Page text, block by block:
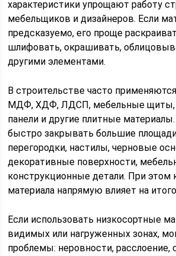
характеристики упрощают работу
мебельщиков и дизайнеров. Если
предсказуемо, его проще
шлифовать, окрашивать,
другими элементами.
В строительстве часто
МДФ, ХДФ, ЛДСП, мебельные щиты,
панели и другие плитные
быстро закрывать большие
перегородки, настилы, черновые
декоративные поверхности,
конструкционные детали. При этом
материала напрямую влияет на
Если использовать низкосортные
видимых или нагруженных зонах,
проблемы: неровности, расслоение,